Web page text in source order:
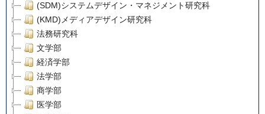
(SDM)システムデザイン・マネジメント研究科
(KMD)メディアデザイン研究科
法務研究科
文学部
経済学部
法学部
商学部
医学部